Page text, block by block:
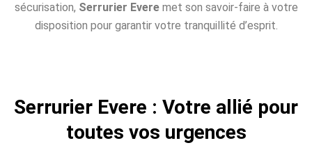
sécurisation, Serrurier Everemet son savoir-faire à votre
disposition pour garantir votre tranquillité d’esprit.
Serrurier Evere : Votre allié pour
toutes vos urgences